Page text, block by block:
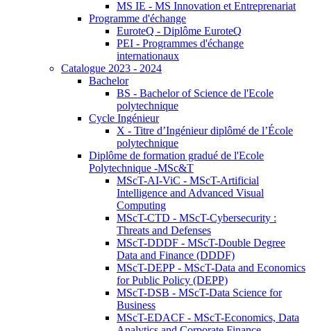
MS IE - MS Innovation et Entreprenariat
Programme d'échange
EuroteQ - Diplôme EuroteQ
PEI - Programmes d'échange
internationaux
Catalogue 2023 - 2024
Bachelor
BS - Bachelor of Science de l'Ecole
polytechnique
Cycle Ingénieur
X - Titre d’Ingénieur diplômé de l’École
polytechnique
Diplôme de formation gradué de l'Ecole
Polytechnique -MSc&T
MScT-AI-ViC - MScT-Artificial
Intelligence and Advanced Visual
Computing
MScT-CTD - MScT-Cybersecurity :
Threats and Defenses
MScT-DDDF - MScT-Double Degree
Data and Finance (DDDF)
MScT-DEPP - MScT-Data and Economics
for Public Policy (DEPP)
MScT-DSB - MScT-Data Science for
Business
MScT-EDACF - MScT-Economics, Data